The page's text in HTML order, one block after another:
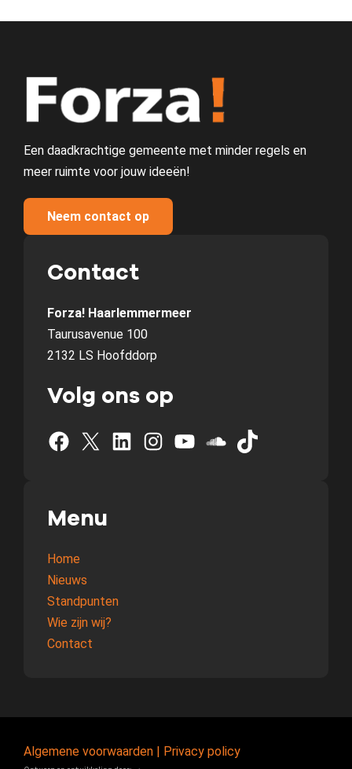
Een daadkrachtige gemeente met minder regels en
meer ruimte voor jouw ideeën!
Neem contact op
Contact
Forza! Haarlemmermeer
Taurusavenue 100
2132 LS Hoofddorp
Volg ons op
Facebook X LinkedIn Instagram YouTube SoundCloud TikTok
Menu
Home
Nieuws
Standpunten
Wie zijn wij?
Contact
Algemene voorwaarden | Privacy policy